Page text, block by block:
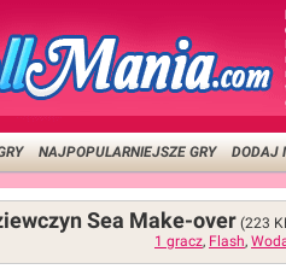
NAJPOPULARNIEJSZE GRY DODAJ
Sea Make-over(223
1 gracz, Flash,